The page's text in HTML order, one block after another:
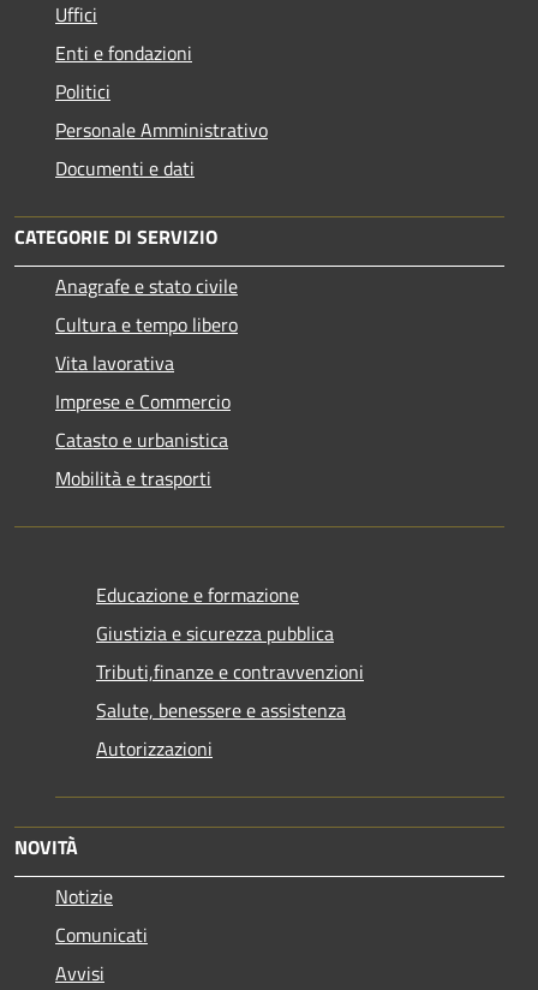
Uffici
Enti e fondazioni
Politici
Personale Amministrativo
Documenti e dati
CATEGORIE DI SERVIZIO
Anagrafe e stato civile
Cultura e tempo libero
Vita lavorativa
Imprese e Commercio
Catasto e urbanistica
Mobilità e trasporti
Educazione e formazione
Giustizia e sicurezza pubblica
Tributi,finanze e contravvenzioni
Salute, benessere e assistenza
Autorizzazioni
NOVITÀ
Notizie
Comunicati
Avvisi